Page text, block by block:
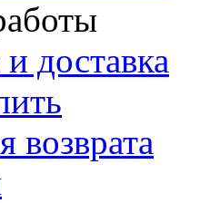
доставка
возврата